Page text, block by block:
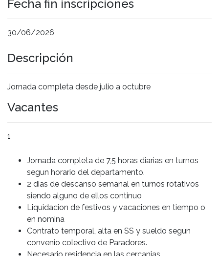
Fecha fin inscripciones
30/06/2026
Descripción
Jornada completa desde julio a octubre
Vacantes
1
Jornada completa de 7,5 horas diarias en turnos
segun horario del departamento.
2 dias de descanso semanal en turnos rotativos
siendo alguno de ellos continuo
Liquidacion de festivos y vacaciones en tiempo o
en nomina
Contrato temporal, alta en SS y sueldo segun
convenio colectivo de Paradores.